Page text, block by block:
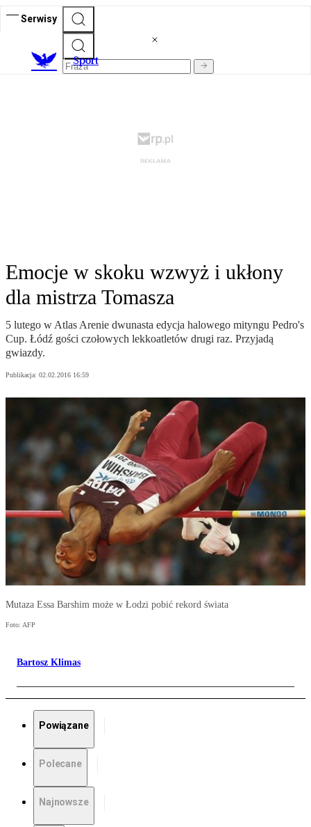
Serwisy
Sport
Emocje w skoku wzwyż i ukłony
dla mistrza Tomasza
5 lutego w Atlas Arenie dwunasta edycja halowego mityngu Pedro's
Cup. Łódź gości czołowych lekkoatletów drugi raz. Przyjadą
gwiazdy.
Publikacja: 02.02.2016 16:59
Mutaza Essa Barshim może w Łodzi pobić rekord świata
Foto: AFP
Bartosz Klimas
Powiązane
Polecane
Najnowsze